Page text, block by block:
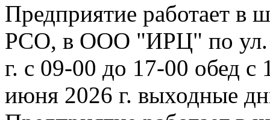
Предприятие работает в
РСО, в ООО "ИРЦ" по ул.
г. с 09-00 до 17-00 обед
июня 2026 г. выходные